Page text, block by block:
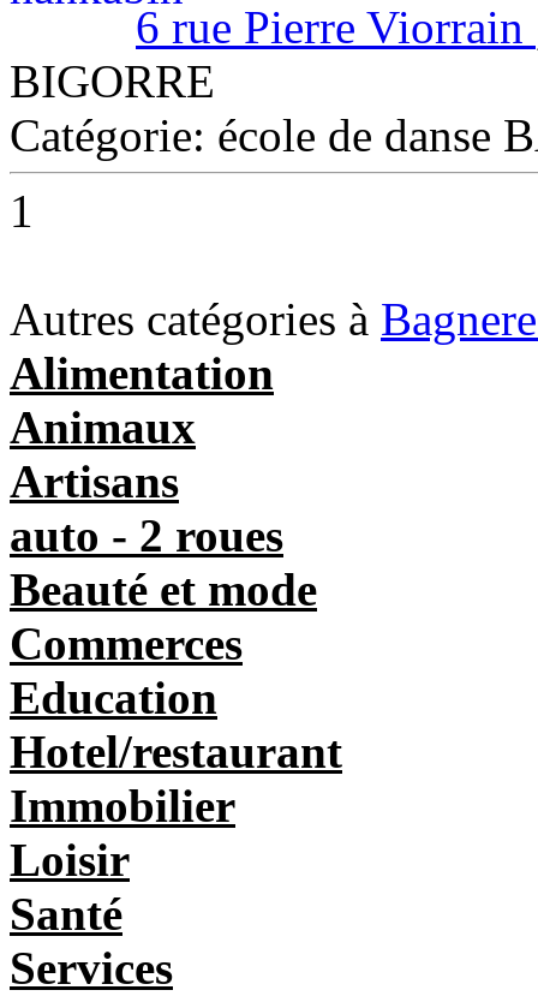
6 rue Pierre Viorrain
BIGORRE
Catégorie: école de danse
1
Autres catégories à
Alimentation
Animaux
Artisans
auto - 2 roues
Beauté et mode
Commerces
Education
Hotel/restaurant
Immobilier
Loisir
Santé
Services